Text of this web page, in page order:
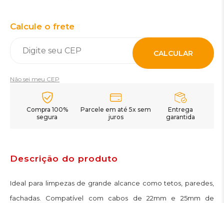
Calcule o frete
CALCULAR
Não sei meu CEP
Compra 100%
segura
Parcele em até 5x sem
juros
Entrega
garantida
Descrição do produto
Ideal para limpezas de grande alcance como tetos, paredes,
fachadas. Compatível com cabos de 22mm e 25mm de